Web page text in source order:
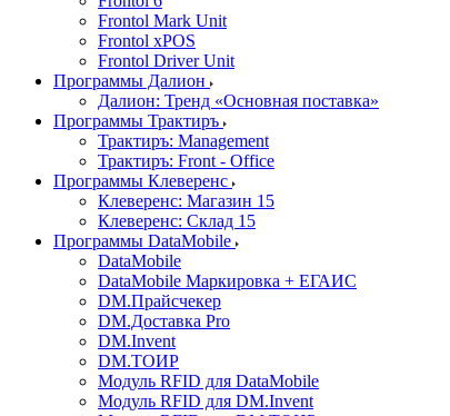
Frontol Mark Unit
Frontol xPOS
Frontol Driver Unit
Программы Далион
Далион: Тренд «Основная поставка»
Программы Трактиръ
Трактиръ: Management
Трактиръ: Front - Office
Программы Клеверенс
Клеверенс: Магазин 15
Клеверенс: Склад 15
Программы DataMobile
DataMobile
DataMobile Маркировка + ЕГАИС
DM.Прайсчекер
DM.Доставка Pro
DM.Invent
DM.ТОИР
Модуль RFID для DataMobile
Модуль RFID для DM.Invent